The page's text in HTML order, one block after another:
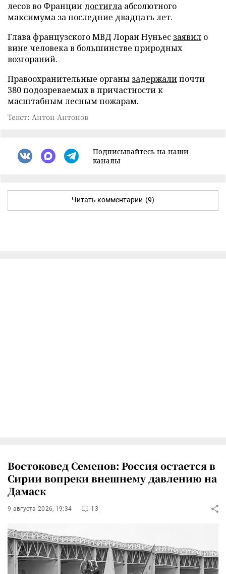
лесов во Франции достигла абсолютного
максимума за последние двадцать лет.
Глава французского МВД Лоран Нуньес заявил о
вине человека в большинстве природных
возгораний.
Правоохранительные органы задержалипочти
380 подозреваемых в причастности к
масштабным лесным пожарам.
Текст: Антон Антонов
Подписывайтесь на наши
каналы
Читать комментарии (9)
Востоковед Семенов: Россия остается в
Сирии вопреки внешнему давлению на
Дамаск
9 августа 2026, 19:34 13